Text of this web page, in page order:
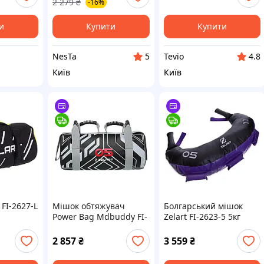
Sparta
-16%
Купити
NesTa
5
Київ
тренінг фіолетовий
Купити
Tevio
4.8
Київ
2627-L
Мішок обтяжувач
Power Bag Mdbuddy FI-
2820-5 5кг чорний для
кросфіту
функціонального
тренінгу
2 857₴
Болгарський мішок
Zelart FI-2623-5 5кг
силових тренувань та
кросфіту
3 559 ₴